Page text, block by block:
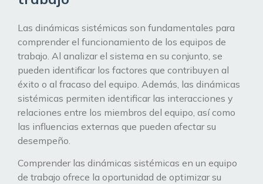
Las dinámicas sistémicas son fundamentales para
comprender el funcionamiento de los equipos de
trabajo. Al analizar el sistema en su conjunto, se
pueden identificar los factores que contribuyen al
éxito o al fracaso del equipo. Además, las dinámicas
sistémicas permiten identificar las interacciones y
relaciones entre los miembros del equipo, así como
las influencias externas que pueden afectar su
desempeño.
Comprender las dinámicas sistémicas en un equipo
de trabajo ofrece la oportunidad de optimizar su